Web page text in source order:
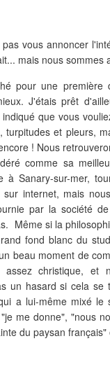
vous annoncer
mais nous sommes
pour une première
J'étais prêt
que vous
turpitudes et pleurs,
! Nous
comme sa
Sanary-sur-mer,
sur internet, mais
par la société
Même si la
fond blanc du
beau moment de
assez christique,
un hasard si cela
a lui-même mixé
me donne", "nous
du paysan